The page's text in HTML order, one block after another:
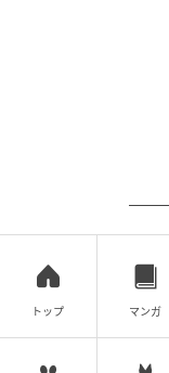
トップスをアウ
トなトップスよ
るようにすると
立ったり座った
あるため、あく
トップ マンガ